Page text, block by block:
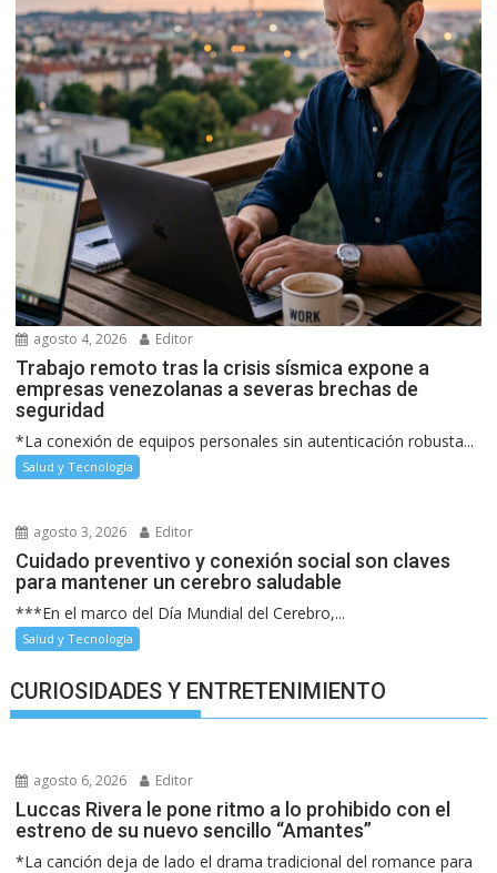
agosto 4, 2026 Editor
Trabajo remoto tras la crisis sísmica expone a
empresas venezolanas a severas brechas de
seguridad
*La conexión de equipos personales sin autenticación robusta...
Salud y Tecnología
agosto 3, 2026 Editor
Cuidado preventivo y conexión social son claves
para mantener un cerebro saludable
***En el marco del Día Mundial del Cerebro,...
Salud y Tecnología
CURIOSIDADES Y ENTRETENIMIENTO
agosto 6, 2026 Editor
Luccas Rivera le pone ritmo a lo prohibido con el
estreno de su nuevo sencillo “Amantes”
*La canción deja de lado el drama tradicional del romance para